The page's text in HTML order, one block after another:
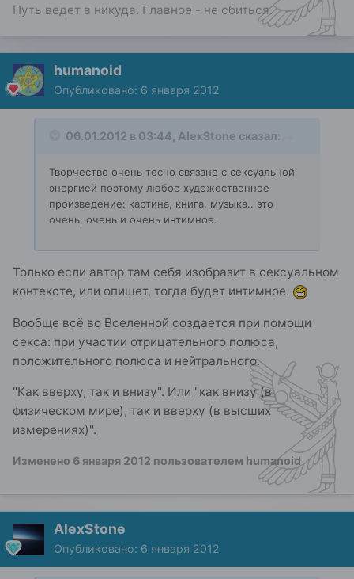
Путь ведет в никуда. Главное - не сбиться.
humanoid
Опубликовано: 6 января 2012
06.01.2012 в 03:44, AlexStone сказал:
Творчество очень тесно связано с сексуальной
энергией поэтому любое художественное
произведение: картина, книга, музыка.. это
очень, очень и очень интимное.
Только если автор там себя изобразит в сексуальном
контексте, или опишет, тогда будет интимное.
Вообще всё во Вселенной создается при помощи
секса: при участии отрицательного полюса,
положительного полюса и нейтрального.
"Как вверху, так и внизу". Или "как внизу (в
физическом мире), так и вверху (в высших
измерениях)".
Изменено 6 января 2012 пользователем humanoid
AlexStone
Опубликовано: 6 января 2012